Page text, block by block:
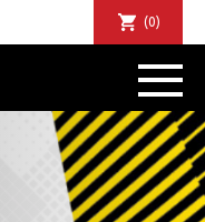
(0)
NIEUWS
DE CLUB
SPORTIEF
SUPPORTERS
TICKETS